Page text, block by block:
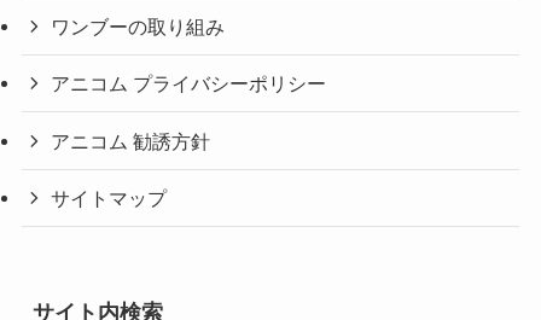
ワンブーの取り組み
アニコム プライバシーポリシー
アニコム 勧誘方針
サイトマップ
サイト内検索